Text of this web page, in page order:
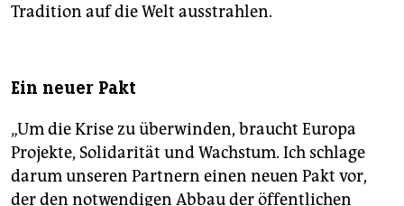
Tradition auf die Welt ausstrahlen.
Ein neuer Pakt
„Um die Krise zu überwinden, braucht Europa
Projekte, Solidarität und Wachstum. Ich schlage
darum unseren Partnern einen neuen Pakt vor,
der den notwendigen Abbau der öffentlichen